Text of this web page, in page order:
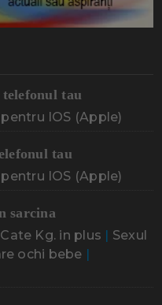
tau
pentru IOS (Apple)
tau
pentru IOS (Apple)
sarcina
Cate Kg. in plus | Sexul
ochi bebe |